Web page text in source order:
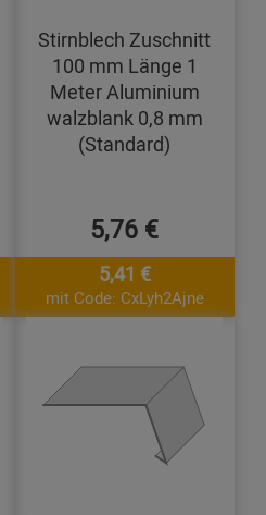
Stirnblech Zuschnitt
100 mm Länge 1
Meter Aluminium
walzblank 0,8 mm
(Standard)
5,76 €
5,41 €
mit Code: CxLyh2Ajne